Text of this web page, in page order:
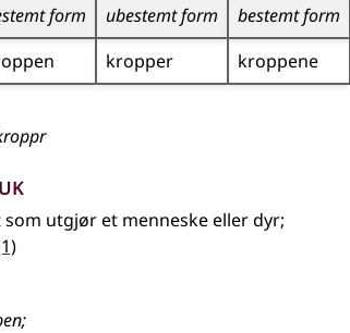
form ubestemt form
bestemt form
kropper kroppene
utgjør et menneske eller dyr;
;